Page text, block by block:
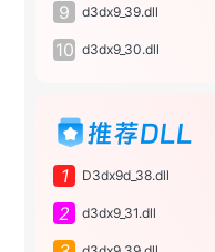
9 d3dx9_39.dll
10 d3dx9_30.dll
推荐DLL
1 D3dx9d_38.dll
2 d3dx9_31.dll